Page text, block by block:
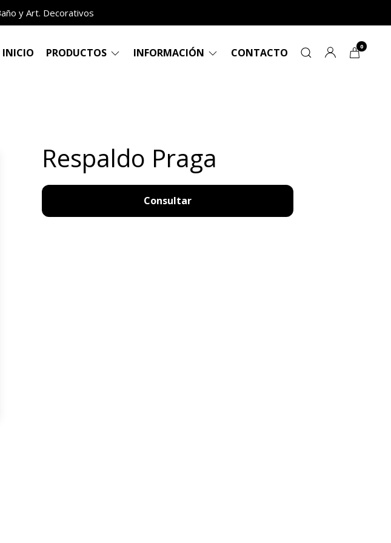
y Art. Decorativos
INICIO PRODUCTOS INFORMACIÓN CONTACTO 0
Respaldo Praga
Consultar